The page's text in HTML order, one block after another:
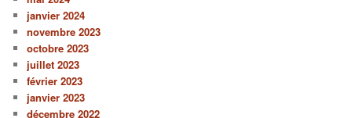
janvier 2024
novembre 2023
octobre 2023
juillet 2023
février 2023
janvier 2023
décembre 2022